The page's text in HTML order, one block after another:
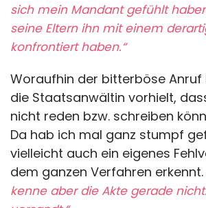
sich mein Mandant gefühlt
seine Eltern ihn mit einem
konfrontiert haben.“
Woraufhin der bitterböse Anruf
die Staatsanwältin vorhielt,
nicht reden bzw. schreiben
Da hab ich mal ganz stumpf
vielleicht auch ein eigenes
dem ganzen Verfahren
kenne aber die Akte gerade